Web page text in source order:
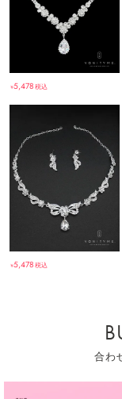
￥5,478税込
￥5,478税込
合わ